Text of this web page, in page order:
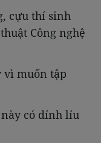
cựu thí sinh
Công nghệ
vì muốn tập
có dính líu